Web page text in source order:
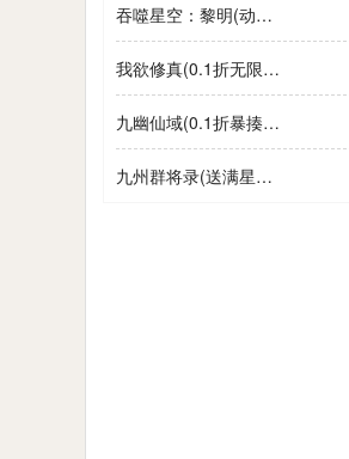
吞噬星空：黎明(动漫原版0.1折)
我欲修真(0.1折无限充)
九幽仙域(0.1折暴揍小妖)
九州群将录(送满星武将0.05折)